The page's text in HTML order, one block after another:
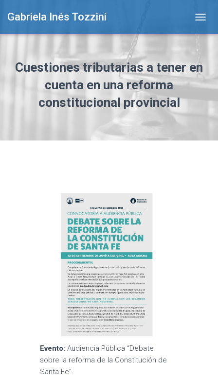
Gabriela Inés Tozzini
O
E
Cuestiones tributarias a tener en
cuenta en una reforma
constitucional provincial
Evento: Audiencia Pública “Debate
sobre la reforma de la Constitución de
Santa Fe”.